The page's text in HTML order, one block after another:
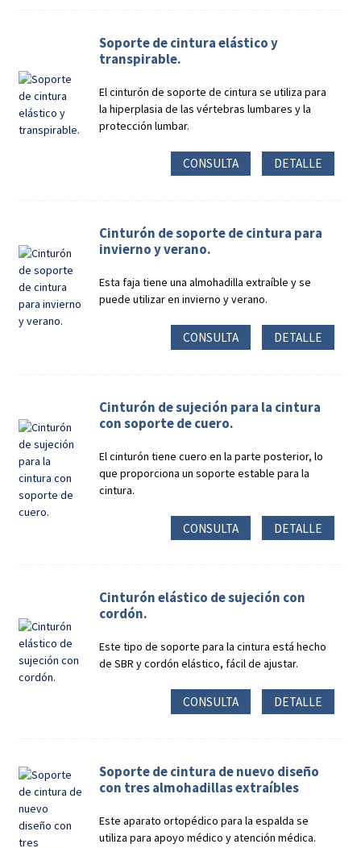
Soporte de cintura elástico y
transpirable.
El cinturón de soporte de cintura se utiliza para
la hiperplasia de las vértebras lumbares y la
protección lumbar.
CONSULTA DETALLE
Cinturón de soporte de cintura para
invierno y verano.
Esta faja tiene una almohadilla extraíble y se
puede utilizar en invierno y verano.
CONSULTA DETALLE
Cinturón de sujeción para la cintura
con soporte de cuero.
El cinturón tiene cuero en la parte posterior, lo
que proporciona un soporte estable para la
cintura.
CONSULTA DETALLE
Cinturón elástico de sujeción con
cordón.
Este tipo de soporte para la cintura está hecho
de SBR y cordón elástico, fácil de ajustar.
CONSULTA DETALLE
Soporte de cintura de nuevo diseño
con tres almohadillas extraíbles
Este aparato ortopédico para la espalda se
utiliza para apoyo médico y atención médica.